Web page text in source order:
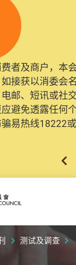
者及商户，本
接获以消委会
邮、短讯或社
避免透露任何
易热线18222
测试及调查